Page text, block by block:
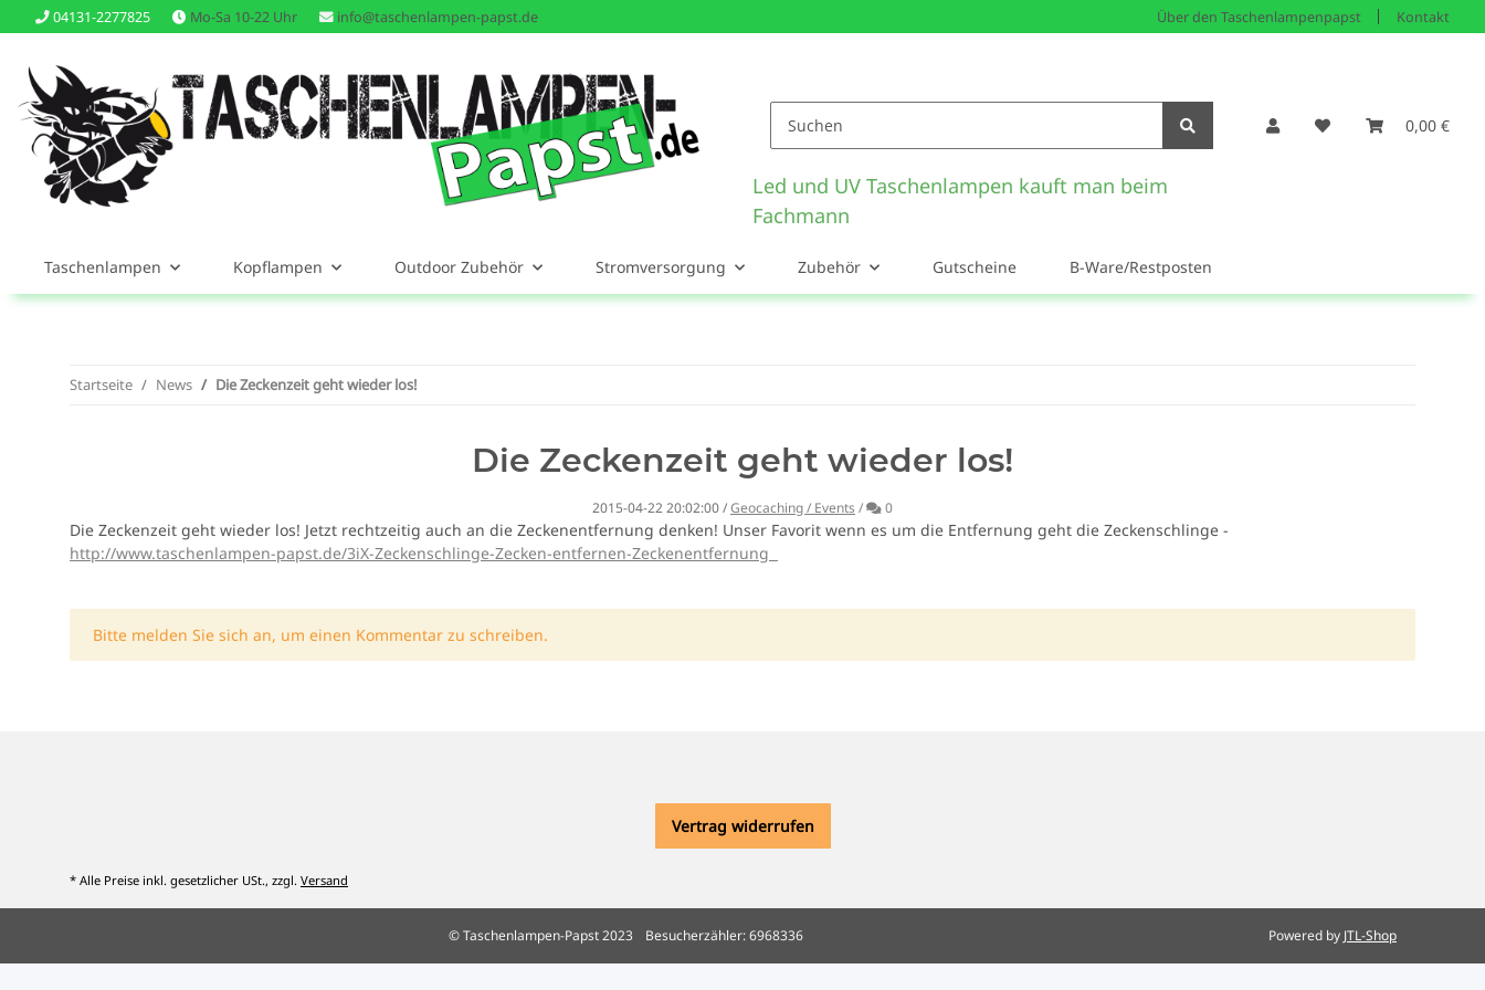
Über den Taschenlampenpapst Kontakt
04131-2277825 Mo-Sa 10-22 Uhr info@taschenlampen-papst.de
Led und UV Taschenlampen kauft man beim
Fachmann
0,00 €
Taschenlampen Kopflampen Outdoor Zubehör Stromversorgung Zubehör Gutscheine B-Ware/Restposten
Startseite News Die Zeckenzeit geht wieder los!
Die Zeckenzeit geht wieder los!
2015-04-22 20:02:00/Geocaching / Events / Kommentare
0
Die Zeckenzeit geht wieder los! Jetzt rechtzeitig auch an die Zeckenentfernung denken! Unser Favorit wenn es um die Entfernung geht die Zeckenschlinge -
http://www.taschenlampen-papst.de/3iX-Zeckenschlinge-Zecken-entfernen-Zeckenentfernung
x
Bitte melden Sie sich an, um einen Kommentar zu schreiben.
Vertrag widerrufen
* Alle Preise inkl. gesetzlicher USt., zzgl. Versand
© Taschenlampen-Papst 2023 Besucherzähler: 6968336 Powered by JTL-Shop